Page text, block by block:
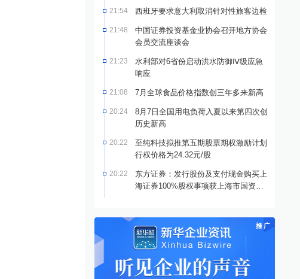
21:54 西班牙要求意大利取消针对性旅客边检
21:48
中国证券投资基金业协会召开地方协会
会员交流座谈会
21:23
水利部对6省份启动洪水防御Ⅳ级应急
响应
21:08 7月全球食品价格指数创三年多来新高
20:24
8月7日全国用电负荷入夏以来第四次创
历史新高
20:22
至纯科技拟推第五期股票期权激励计划
行权价格为24.32元/股
20:22
东方证券：发行股份及支付现金购买上
海证券100%股权事项获上海市国资委